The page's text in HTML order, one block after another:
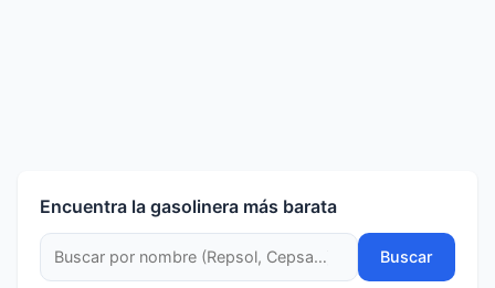
Encuentra la gasolinera más barata
Buscar